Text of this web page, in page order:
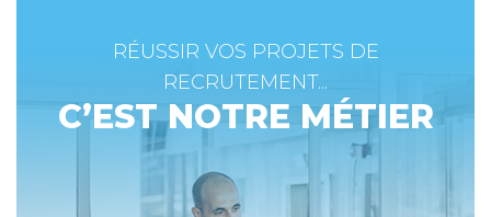
RÉUSSIR VOS PROJETS DE
RECRUTEMENT...
C’EST NOTRE MÉTIER